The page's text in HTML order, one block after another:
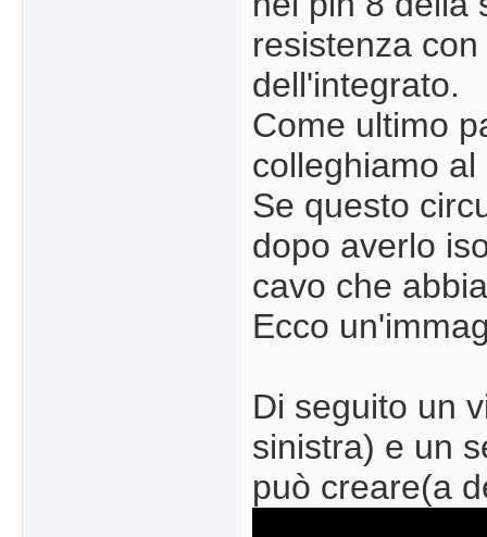
resistenza
dell'integrato.
Come ultimo
colleghiamo
Se questo
dopo averlo
cavo che
Ecco
Di seguito un
sinistra) e un
può creare(a